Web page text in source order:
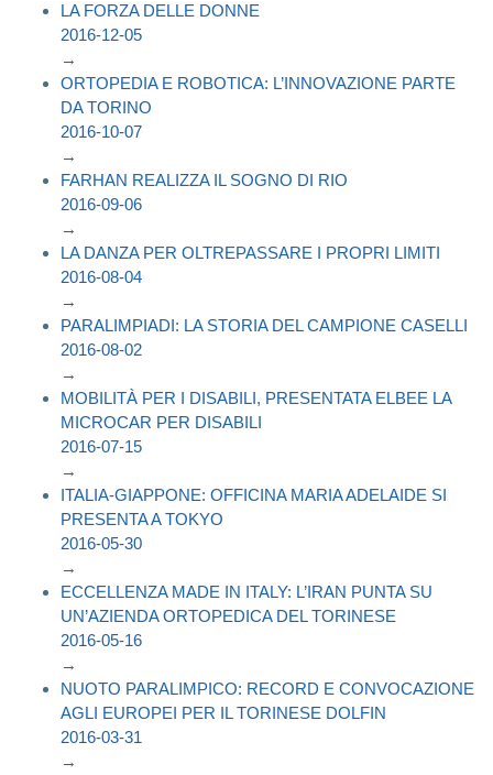
LA FORZA DELLE DONNE
2016-12-05
→
ORTOPEDIA E ROBOTICA: L’INNOVAZIONE PARTE
DA TORINO
2016-10-07
→
FARHAN REALIZZA IL SOGNO DI RIO
2016-09-06
→
LA DANZA PER OLTREPASSARE I PROPRI LIMITI
2016-08-04
→
PARALIMPIADI: LA STORIA DEL CAMPIONE CASELLI
2016-08-02
→
MOBILITÀ PER I DISABILI, PRESENTATA ELBEE LA
MICROCAR PER DISABILI
2016-07-15
→
ITALIA-GIAPPONE: OFFICINA MARIA ADELAIDE SI
PRESENTA A TOKYO
2016-05-30
→
ECCELLENZA MADE IN ITALY: L’IRAN PUNTA SU
UN’AZIENDA ORTOPEDICA DEL TORINESE
2016-05-16
→
NUOTO PARALIMPICO: RECORD E CONVOCAZIONE
AGLI EUROPEI PER IL TORINESE DOLFIN
2016-03-31
→